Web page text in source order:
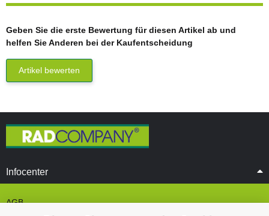
Geben Sie die erste Bewertung für diesen Artikel ab und
helfen Sie Anderen bei der Kaufentscheidung
Artikel bewerten
Infocenter
AGB